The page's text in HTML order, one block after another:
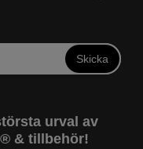
Skicka
urval av
& tillbehör!